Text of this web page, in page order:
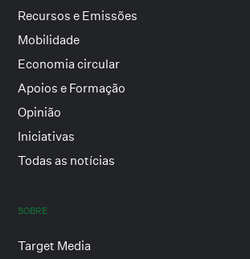
Recursos e Emissões
Mobilidade
Economia circular
Apoios e Formação
Opinião
Iniciativas
Todas as notícias
SOBRE
Target Media